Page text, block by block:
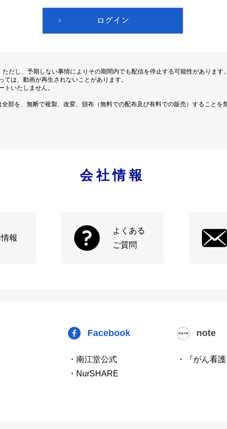
だし、予期しない事情によりその期間内でも配信を停止する可能性があります
は、動画が再生されないことがあります。
トいたしません。
部を、無断で複製、改変、頒布（無料での配布及び有料での販売）することを
会社情報
報
よくある
ご質問
Facebook
・南江堂公式
・NurSHARE
note
・『がん看